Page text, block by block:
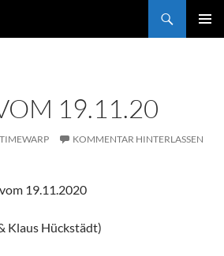
19.11.20
KOMMENTAR HINTERLASSEN
19.11.2020
Klaus Hückstädt)